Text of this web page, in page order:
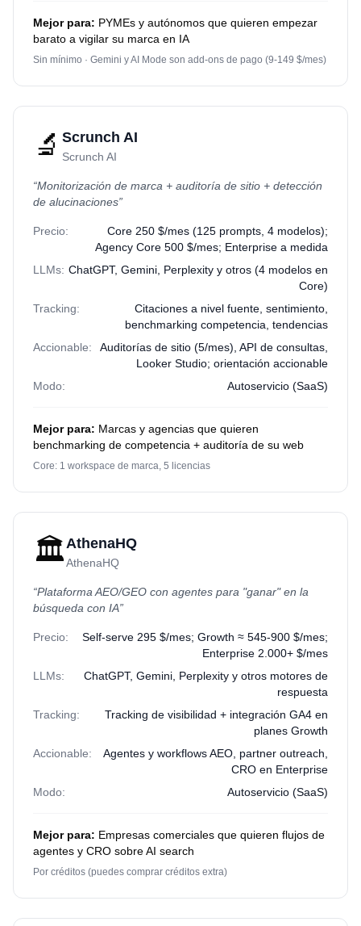
Mejor para: PYMEs y autónomos que quieren empezar
barato a vigilar su marca en IA
Sin mínimo · Gemini y AI Mode son add-ons de pago (9-149 $/mes)
🔬 Scrunch AI
Scrunch AI
“Monitorización de marca + auditoría de sitio + detección
de alucinaciones”
Precio:
Core 250 $/mes (125 prompts, 4 modelos);
Agency Core 500 $/mes; Enterprise a medida
LLMs: ChatGPT, Gemini, Perplexity y otros (4 modelos en
Core)
Tracking:
Citaciones a nivel fuente, sentimiento,
benchmarking competencia, tendencias
Accionable:
Auditorías de sitio (5/mes), API de consultas,
Looker Studio; orientación accionable
Modo:
Autoservicio (SaaS)
Mejor para: Marcas y agencias que quieren
benchmarking de competencia + auditoría de su web
Core: 1 workspace de marca, 5 licencias
🏛️AthenaHQ
AthenaHQ
“Plataforma AEO/GEO con agentes para "ganar" en la
búsqueda con IA”
Precio:
Self-serve 295 $/mes; Growth ≈ 545-900 $/mes;
Enterprise 2.000+ $/mes
LLMs:
ChatGPT, Gemini, Perplexity y otros motores de
respuesta
Tracking:
Tracking de visibilidad + integración GA4 en
planes Growth
Accionable:
Agentes y workflows AEO, partner outreach,
CRO en Enterprise
Modo:
Autoservicio (SaaS)
Mejor para: Empresas comerciales que quieren flujos de
agentes y CRO sobre AI search
Por créditos (puedes comprar créditos extra)